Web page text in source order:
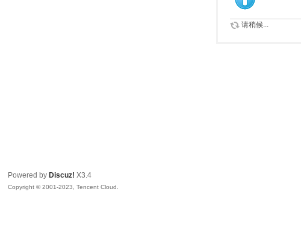
请稍候...
Powered by Discuz! X3.4
Copyright © 2001-2023, Tencent Cloud.